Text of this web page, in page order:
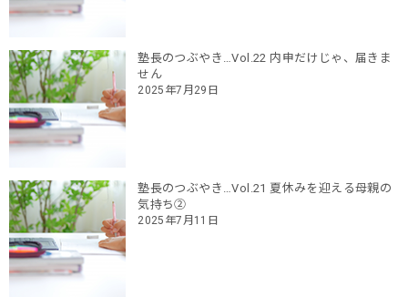
塾長のつぶやき…Vol.22 内申だけじゃ、届きま
せん
2025年7月29日
塾長のつぶやき…Vol.21 夏休みを迎える母親の
気持ち②
2025年7月11日